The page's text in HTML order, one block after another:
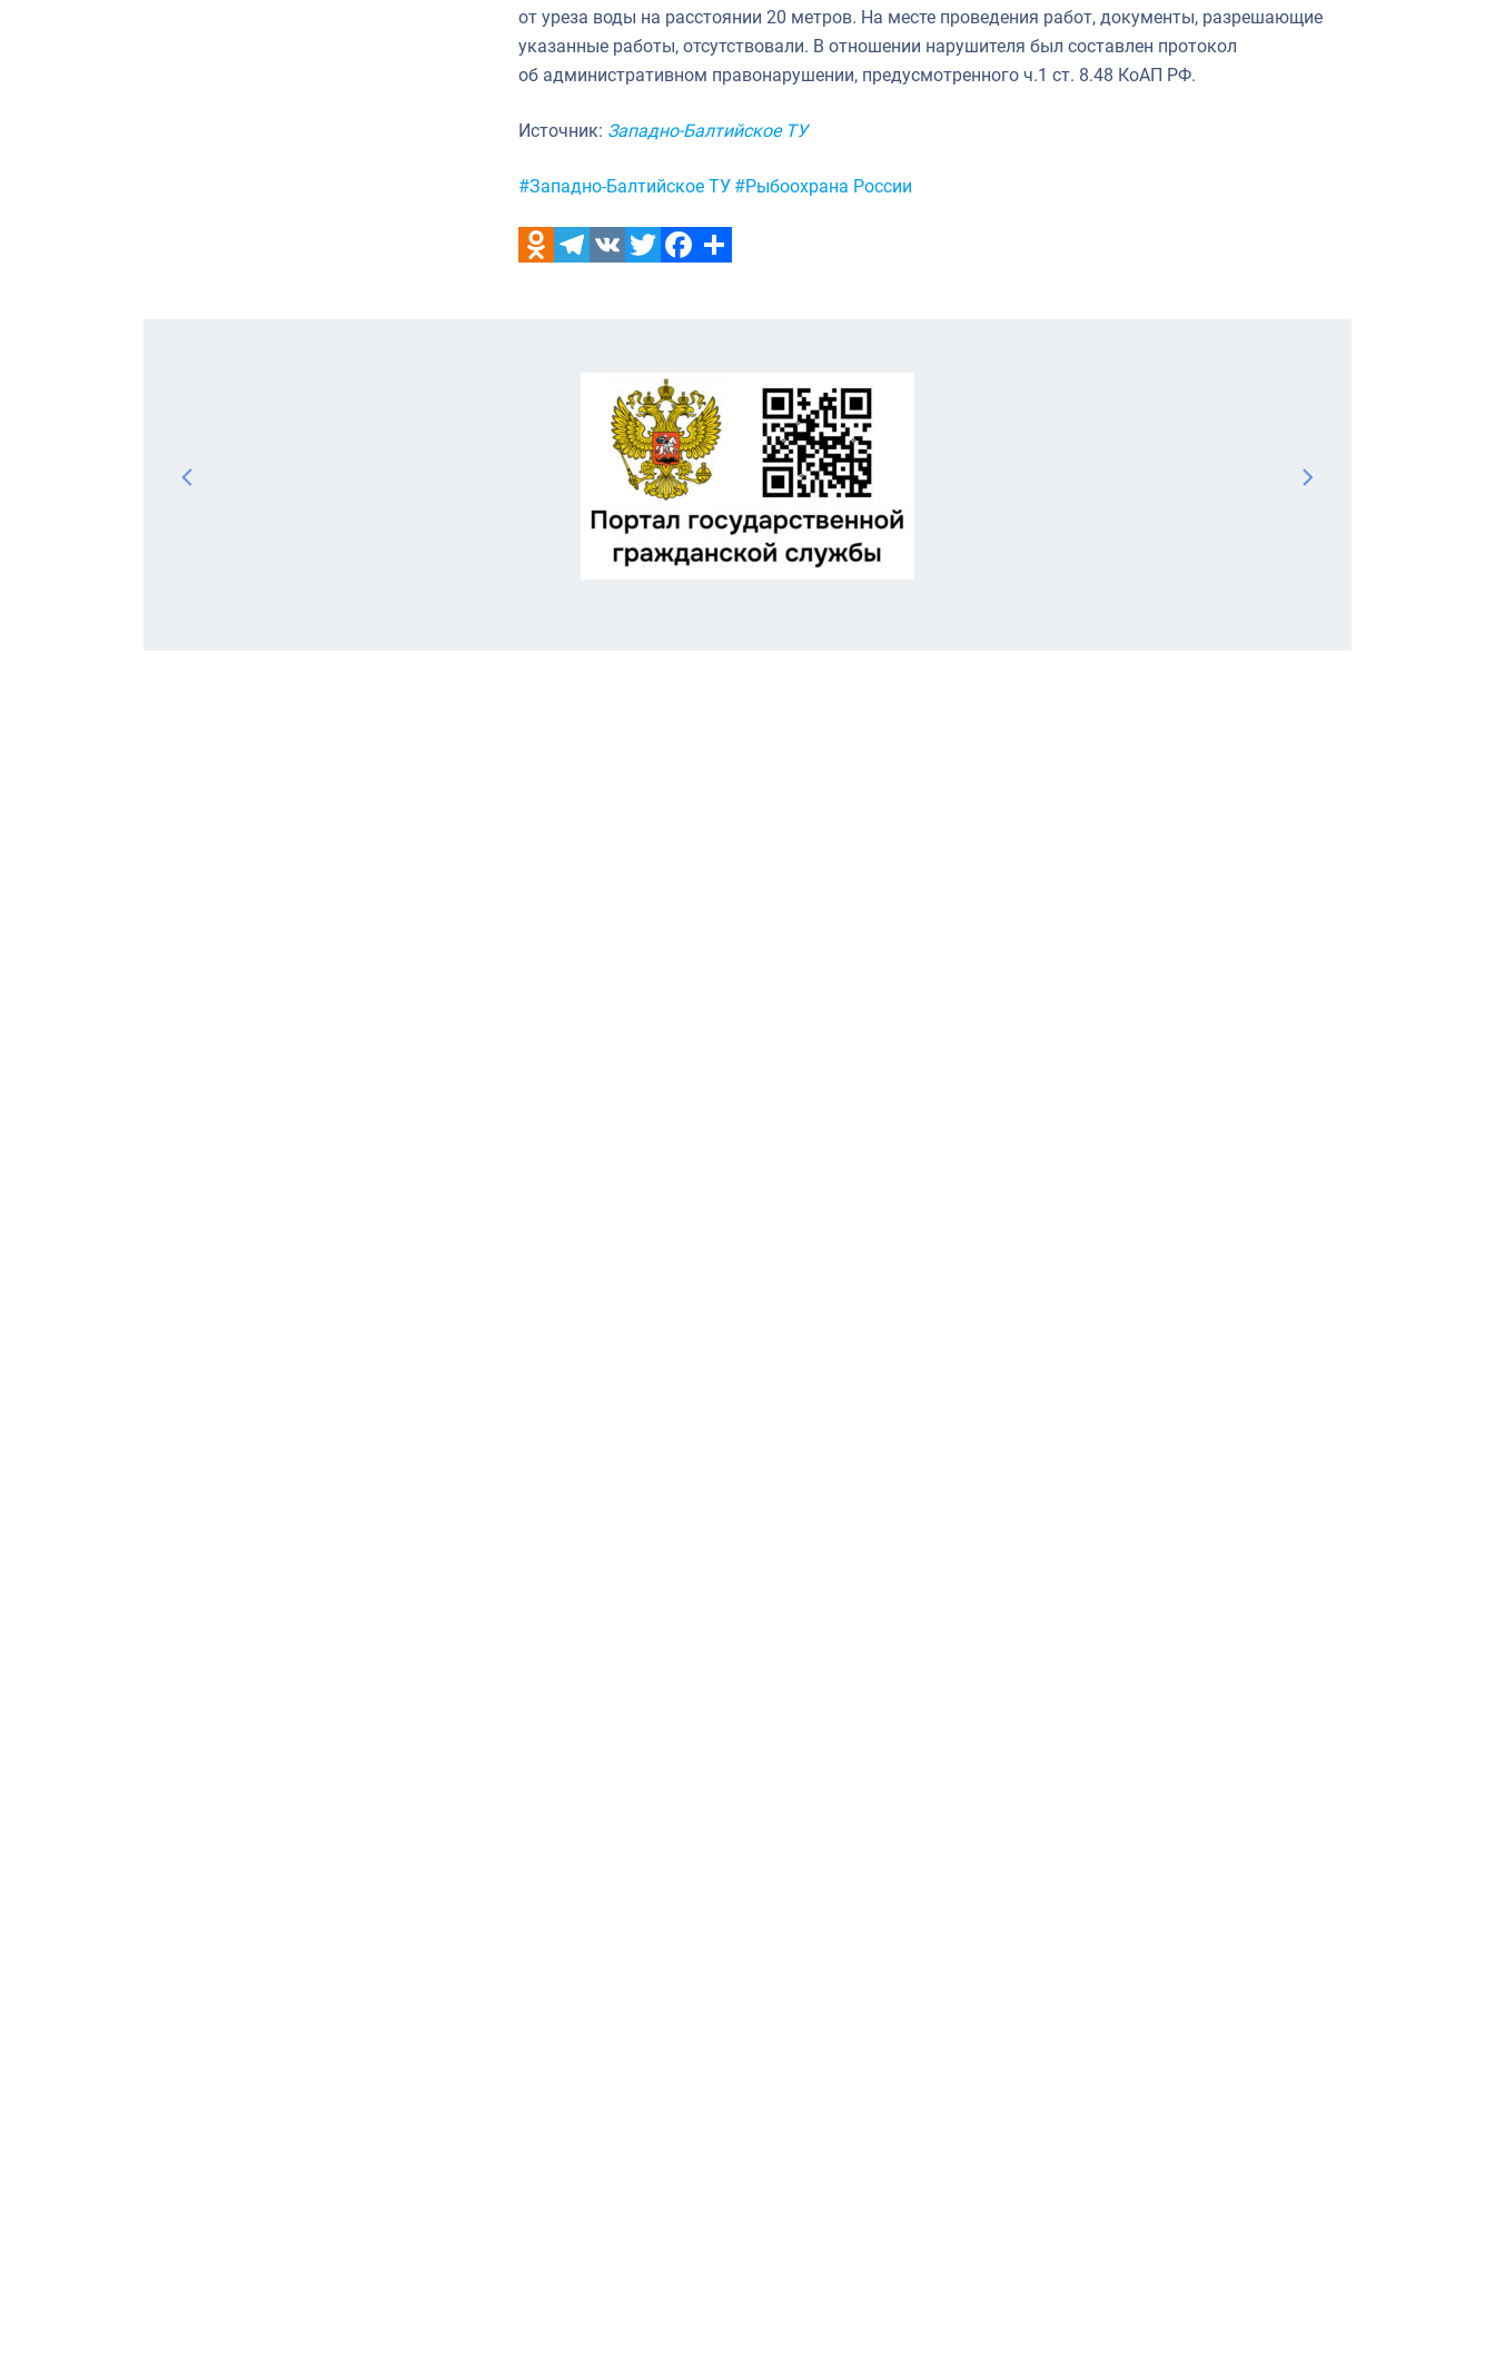
от уреза воды на расстоянии 20 метров. На месте проведения работ, документы, разрешающие
указанные работы, отсутствовали. В отношении нарушителя был составлен протокол
об административном правонарушении, предусмотренного ч.1 ст. 8.48 КоАП РФ.
Источник: Западно-Балтийское ТУ
Метки:
#Западно-Балтийское ТУ #Рыбоохрана России